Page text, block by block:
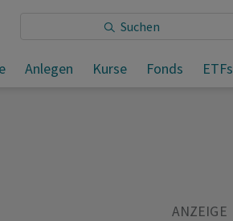
Anlegen Kurse Fonds ETFs
mit Trump und Macron
Teilen